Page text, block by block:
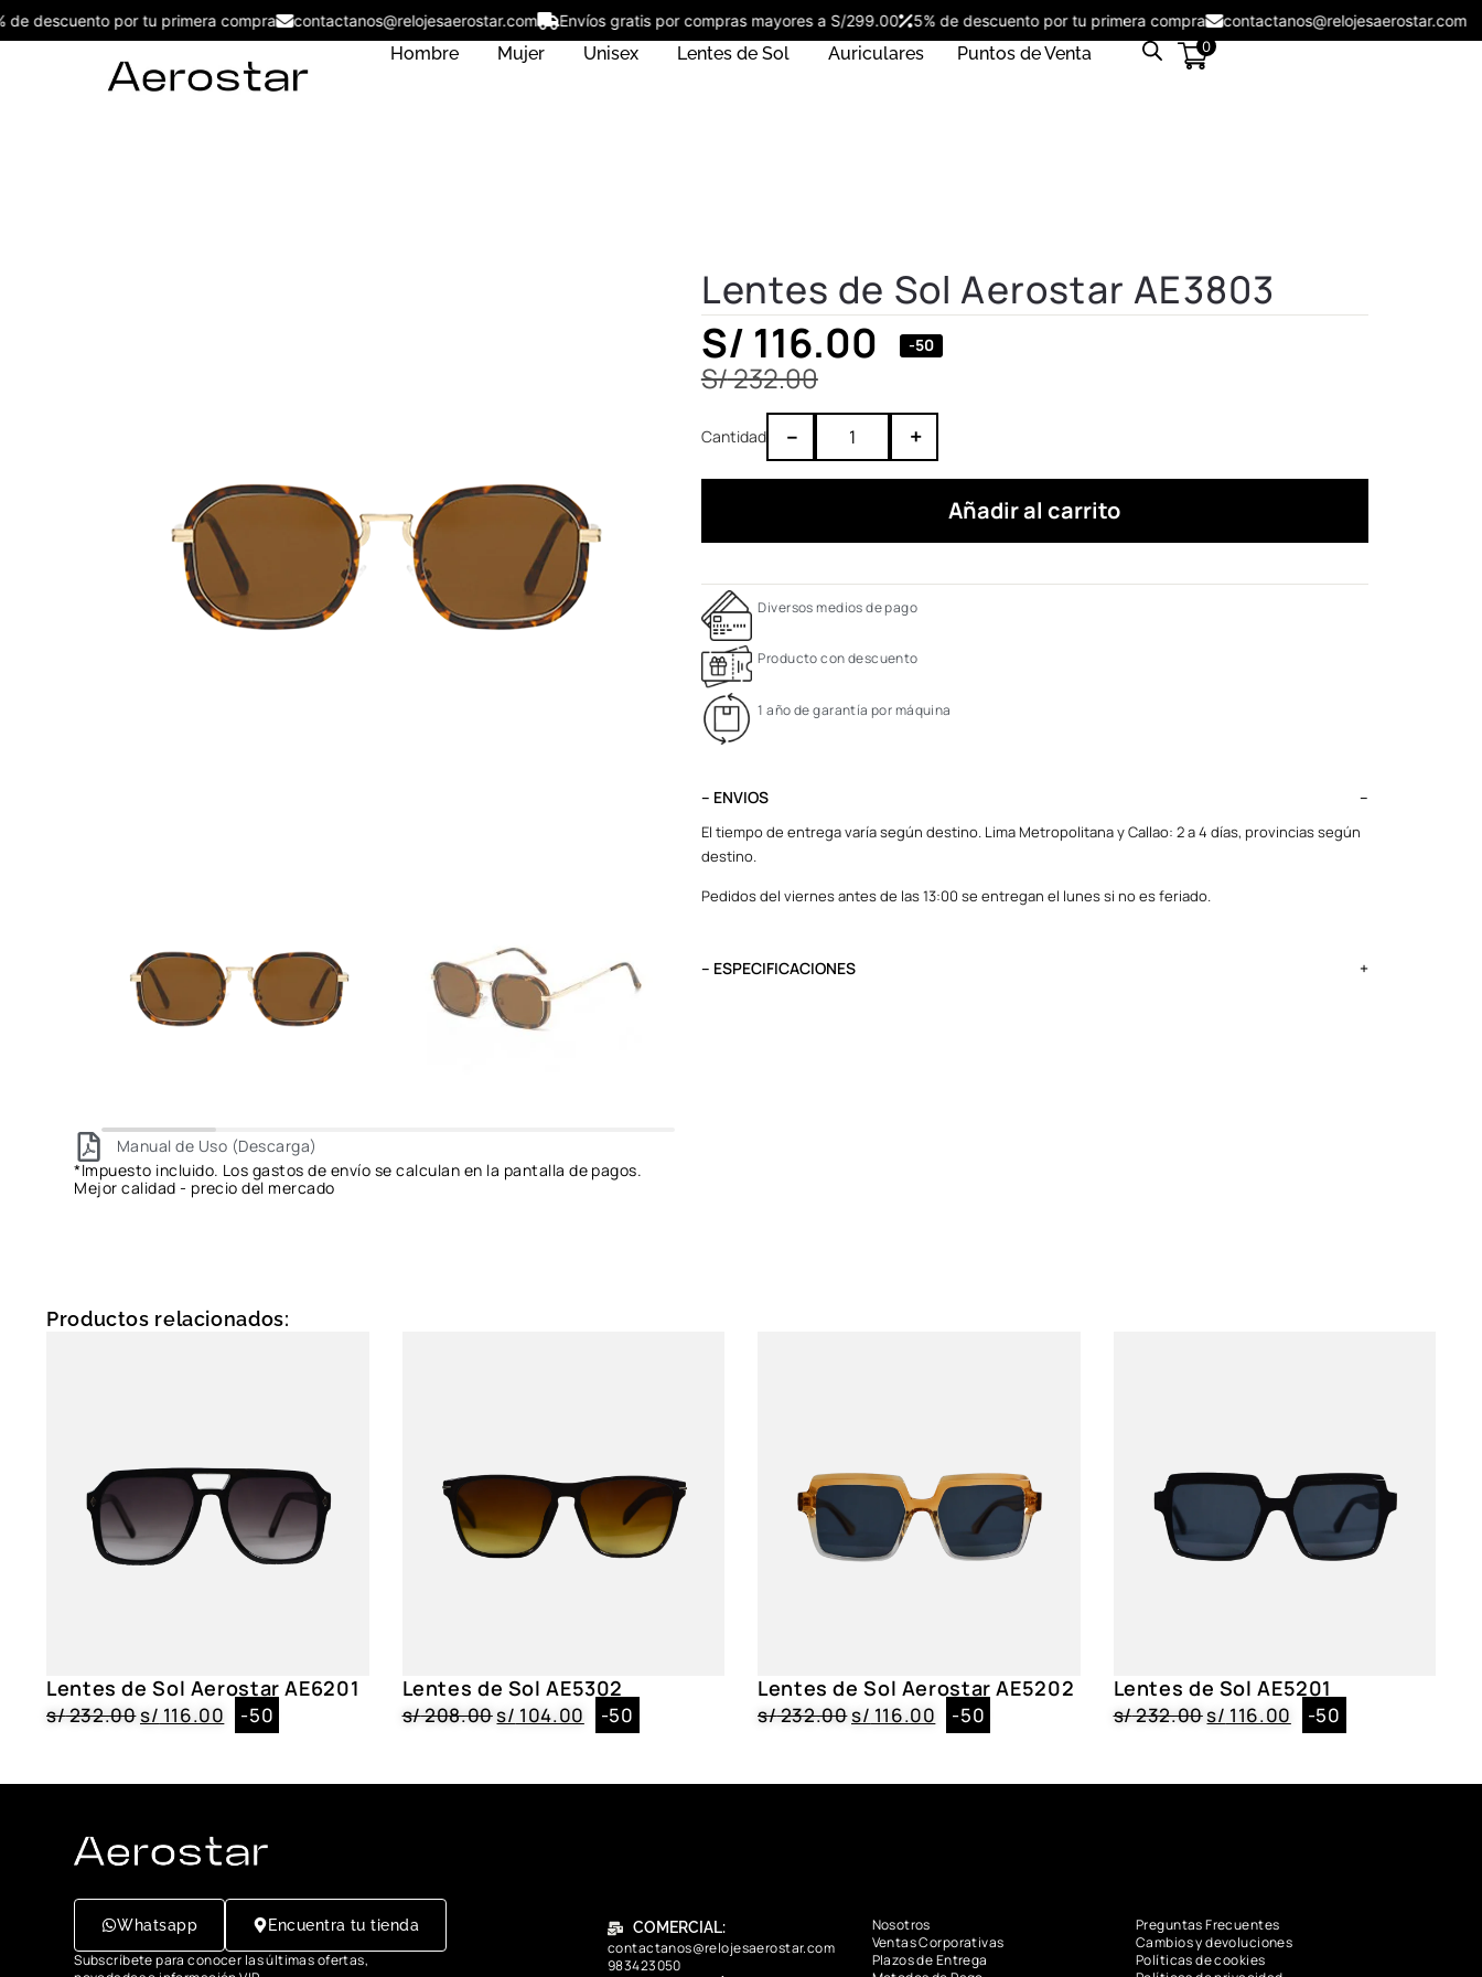
5% de descuento por tu primera compra contactanos@relojesaerostar.com Envíos gratis por compras mayores a S/299.00 5% de descuento por tu primera compra
Hombre Mujer Unisex Lentes de Sol Auriculares Puntos de Venta 0
Manual de Uso (Descarga)
*Impuesto incluido. Los gastos de envío se calculan en la pantalla de pagos.
Mejor calidad - precio del mercado
Lentes de Sol Aerostar AE3803
S/232.00
S/ 116.00 -50
– +
Añadir al carrito
Diversos medios de pago
Producto con descuento
1 año de garantía por máquina
– ENVIOS
El tiempo de entrega varía según destino. Lima Metropolitana y Callao: 2 a 4 días, provincias según
destino.
Pedidos del viernes antes de las 13:00 se entregan el lunes si no es feriado.
– ESPECIFICACIONES
Productos relacionados:
Lentes de Sol Aerostar AE6201
s/232.00s/ 116.00 -50
Lentes de Sol AE5302
s/208.00s/ 104.00 -50
Lentes de Sol Aerostar AE5202
s/232.00s/ 116.00 -50
Lentes de Sol AE5201
s/232.00s/ 116.00 -50
Whatsapp Encuentra tu tienda
Subscríbete para conocer las últimas ofertas,
COMERCIAL:
contactanos@relojesaerostar.com
983423050
Nosotros
Ventas Corporativas
Plazos de Entrega
Preguntas Frecuentes
Cambios y devoluciones
Políticas de cookies